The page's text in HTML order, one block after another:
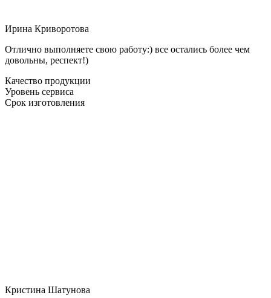
Ирина Криворотова
Отлично выполняете свою работу:) все остались более чем
довольны, респект!)
Качество продукции
Уровень сервиса
Срок изготовления
Кристина Шатунова